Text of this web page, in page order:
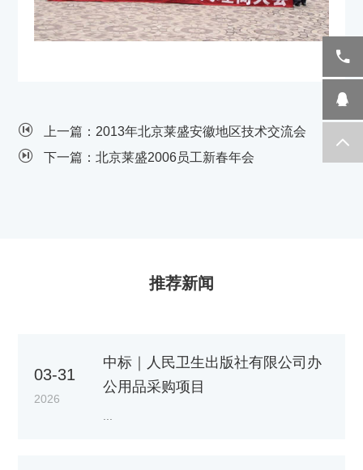
上一篇：2013年北京莱盛安徽地区技术交流会
下一篇：北京莱盛2006员工新春年会
推荐新闻
03-31
2026
中标｜人民卫生出版社有限公司办
公用品采购项目